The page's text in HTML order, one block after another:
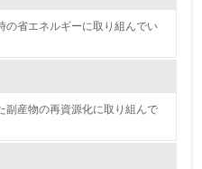
行っている
の省エネルギーに取り組んでい
副産物の再資源化に取り組んで